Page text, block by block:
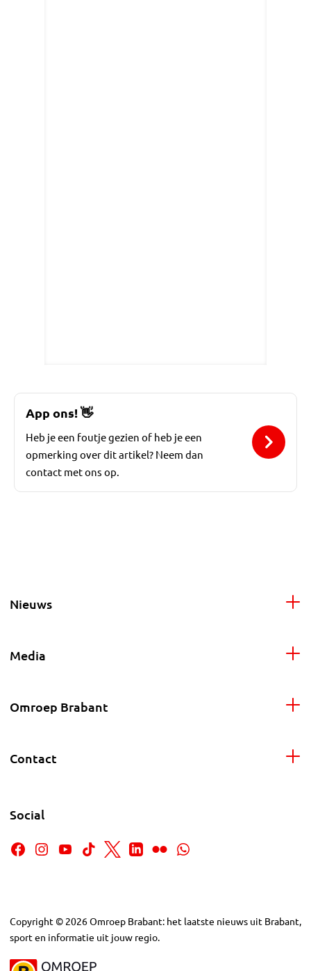
App ons! 👋
Heb je een foutje gezien of heb je een
opmerking over dit artikel? Neem dan
contact met ons op.
Nieuws
Media
Omroep Brabant
Contact
Social
Copyright © 2026Omroep Brabant: het laatste nieuws uit Brabant,
sport en informatie uit jouw regio.